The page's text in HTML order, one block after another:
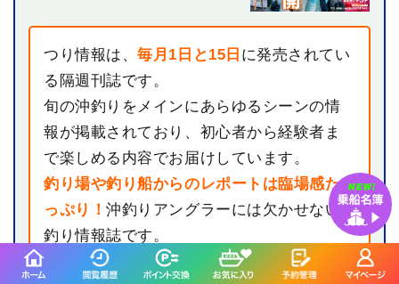
つり情報は、毎月1日と15日 に発売されてい
る隔週刊誌です。
旬の沖釣りをメインにあらゆるシーンの情
報が掲載されており、初心者から経験者ま
で楽しめる内容でお届けしています。
釣り場や釣り船からのレポートは臨場感た
っぷり！沖釣りアングラーには欠かせない
釣り情報誌です。